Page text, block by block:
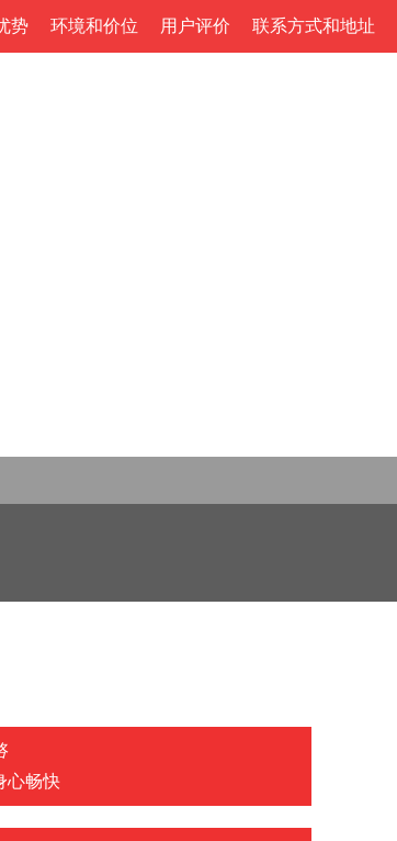
势 环境和价位 用户评价 联系方式和地址
心畅快